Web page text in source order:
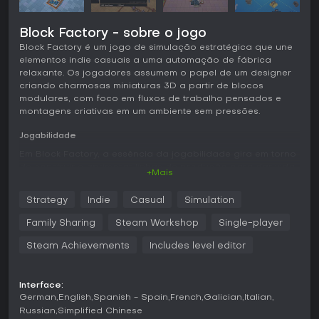
Block Factory - sobre o jogo
Block Factory é um jogo de simulação estratégica que une
elementos indie casuais a uma automação de fábrica
relaxante. Os jogadores assumem o papel de um designer
criando charmosas miniaturas 3D a partir de blocos
modulares, com foco em fluxos de trabalho pensados e
montagens criativas em um ambiente sem pressões.
Jogabilidade
moldar, cortar, pintar, colar e montar blocos. Cada máquina
integra um processo fluido, fazendo as miniaturas
tecnologias. O ritmo sereno da partida, sem limites de
eficiência ou apenas curtir o espetáculo visual de blocos
se transformando em criações prontas. O progresso vem
com a expansão do espaço da fábrica e a adoção de
+Mais
Strategy Indie Casual Simulation
Family Sharing Steam Workshop Single-player
Steam Achievements Includes level editor
Interface:
German English Spanish - Spain French Galician Italian
Russian Simplified Chinese